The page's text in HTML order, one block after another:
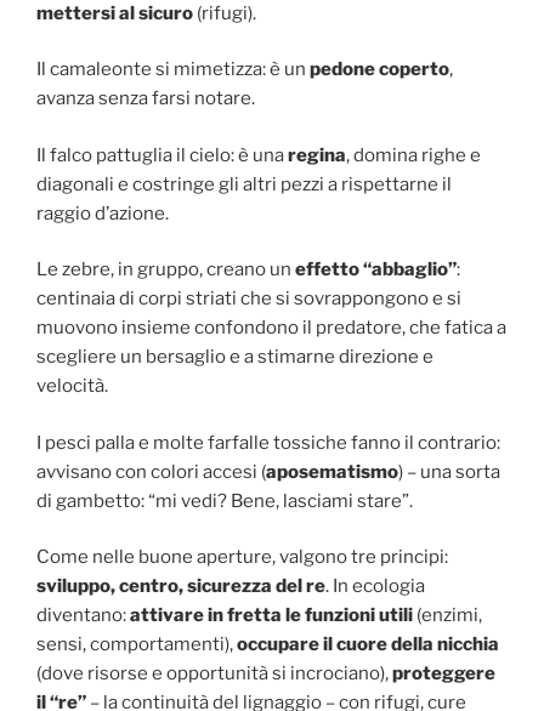
mettersi al sicuro (rifugi).
Il camaleonte si mimetizza: è un pedone coperto,
avanza senza farsi notare.
Il falco pattuglia il cielo: è unaregina, domina righe e
diagonali e costringe gli altri pezzi a rispettarne il
raggio d’azione.
Le zebre, in gruppo, creano un effetto “abbaglio”:
centinaia di corpi striati che si sovrappongono e si
muovono insieme confondono il predatore, che fatica a
scegliere un bersaglio e a stimarne direzione e
velocità.
I pesci palla e molte farfalle tossiche fanno il contrario:
avvisano con colori accesi (aposematismo) – una sorta
di gambetto: “mi vedi? Bene, lasciami stare”.
Come nelle buone aperture, valgono tre principi:
sviluppo, centro, sicurezza del re. In ecologia
diventano:attivare in fretta le funzioni utili (enzimi,
sensi, comportamenti),occupare il cuore della nicchia
(dove risorse e opportunità si incrociano),proteggere
il “re” – la continuità del lignaggio – con rifugi, cure